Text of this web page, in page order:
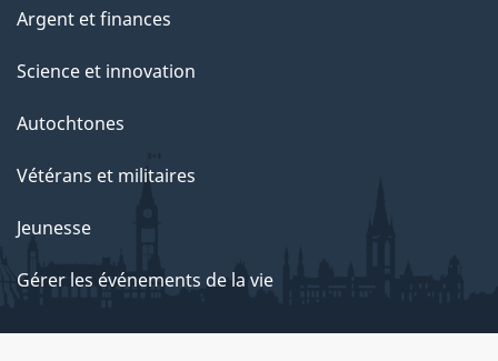
Argent et finances
Science et innovation
Autochtones
Vétérans et militaires
Jeunesse
Gérer les événements de la vie